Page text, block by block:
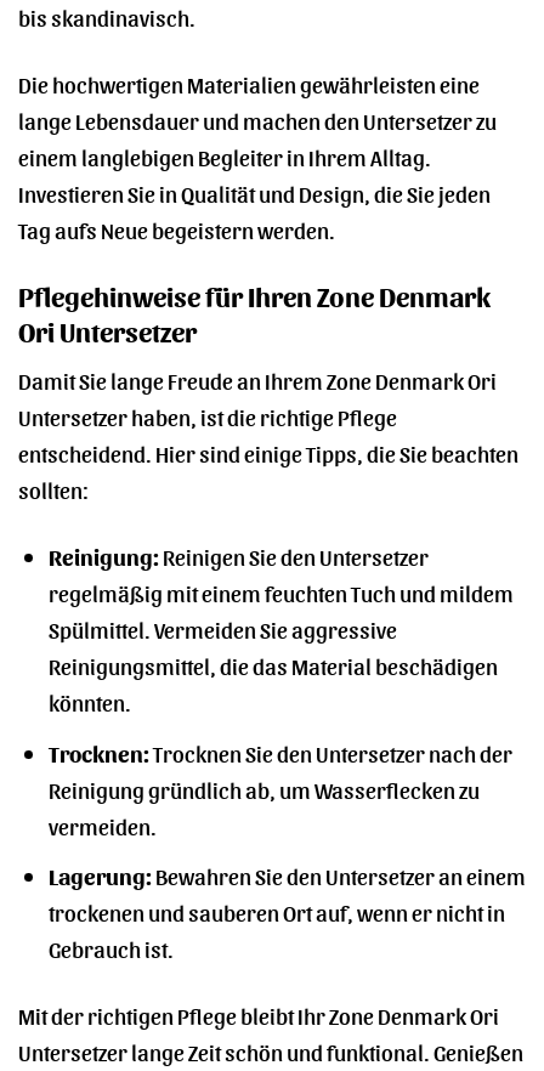
bis skandinavisch.
Die hochwertigen Materialien gewährleisten eine
lange Lebensdauer und machen den Untersetzer zu
einem langlebigen Begleiter in Ihrem Alltag.
Investieren Sie in Qualität und Design, die Sie jeden
Tag aufs Neue begeistern werden.
Pflegehinweise für Ihren Zone Denmark
Ori Untersetzer
Damit Sie lange Freude an Ihrem Zone Denmark Ori
Untersetzer haben, ist die richtige Pflege
entscheidend. Hier sind einige Tipps, die Sie beachten
sollten:
Reinigung:Reinigen Sie den Untersetzer
regelmäßig mit einem feuchten Tuch und mildem
Spülmittel. Vermeiden Sie aggressive
Reinigungsmittel, die das Material beschädigen
könnten.
Trocknen:Trocknen Sie den Untersetzer nach der
Reinigung gründlich ab, um Wasserflecken zu
vermeiden.
Lagerung:Bewahren Sie den Untersetzer an einem
trockenen und sauberen Ort auf, wenn er nicht in
Gebrauch ist.
Mit der richtigen Pflege bleibt Ihr Zone Denmark Ori
Untersetzer lange Zeit schön und funktional. Genießen